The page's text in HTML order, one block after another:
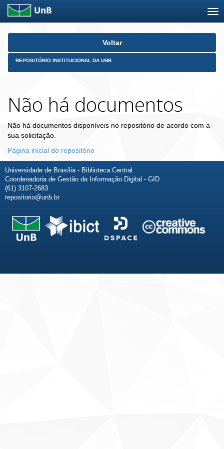
Skip
Voltar
REPOSITÓRIO INSTITUCIONAL DA UNB
Não há documentos
Não há documentos disponíveis no repositório de acordo com a
sua solicitação.
Página inicial do repositório
Universidade de Brasília - Biblioteca Central
Coordenadoria de Gestão da Informação Digital - GID
(61) 3107-2683
repositorio@unb.br